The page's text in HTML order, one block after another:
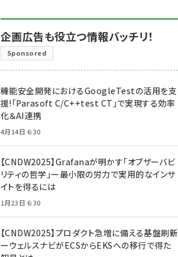
企画広告も役立つ情報バッチリ！
Sponsored
機能安全開発におけるGoogleTestの活用を支
援!「Parasoft C/C++test CT」で実現する効率
化＆AI連携
4月14日 6:30
【CNDW2025】Grafanaが明かす「オブザーバビ
リティの哲学」ー最小限の労力で実用的なインサ
イトを得るには
1月23日 6:30
【CNDW2025】プロダクト急増に備える基盤刷新
ーウェルスナビがECSからEKSへの移行で得た